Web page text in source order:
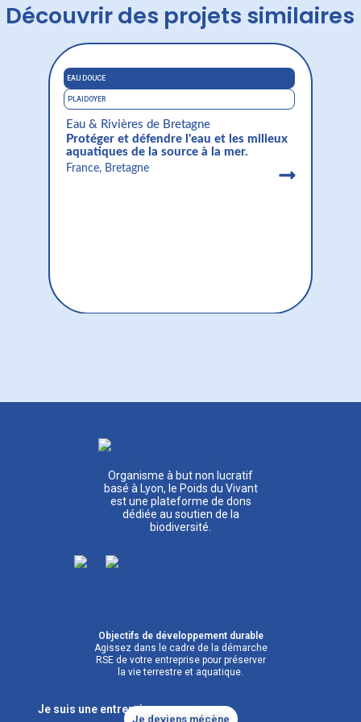
Découvrir des projets similaires
EAU DOUCE
PLAIDOYER
Eau & Rivières de Bretagne
Protéger et défendre l'eau et les milieux
aquatiques de la source à la mer.
France, Bretagne
Organisme à but non lucratif
basé à Lyon, le Poids du Vivant
est une plateforme de dons
dédiée au soutien de la
biodiversité.
Objectifs de développement durable
Agissez dans le cadre de la démarche
RSE de votre entreprise pour préserver
la vie terrestre et aquatique.
Je suis une entreprise
Je deviens mécène